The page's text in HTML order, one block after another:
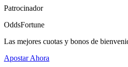
Patrocinador
OddsFortune
Las mejores cuotas y bonos de
Apostar Ahora